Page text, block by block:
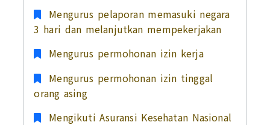
Mengurus pelaporan memasuki negara
3 hari dan melanjutkan mempekerjakan
Mengurus permohonan izin kerja
Mengurus permohonan izin tinggal
orang asing
Mengikuti Asuransi Kesehatan Nasional